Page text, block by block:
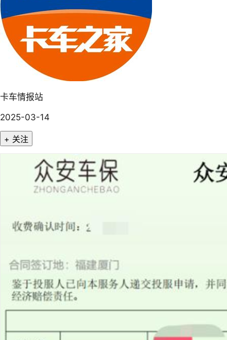
卡车情报站
2025-03-14
+ 关注